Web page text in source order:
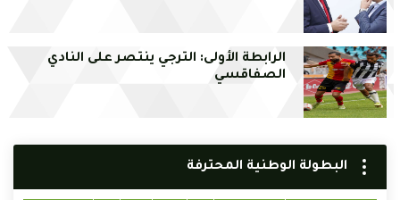
الرابطة الأولى: الترجي ينتصر على النادي
الصفاقسي
البطولة الوطنية المحترفة